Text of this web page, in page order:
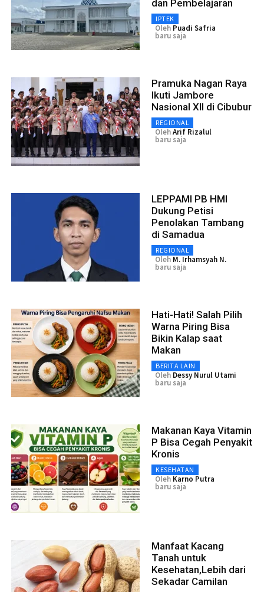
dan Pembelajaran
IPTEK
Oleh Puadi Safria
baru saja
Pramuka Nagan Raya
Ikuti Jambore
Nasional XII di Cibubur
REGIONAL
OlehArif Rizalul
baru saja
LEPPAMI PB HMI
Dukung Petisi
Penolakan Tambang
di Samadua
REGIONAL
Oleh M. Irhamsyah N.
baru saja
Hati-Hati! Salah Pilih
Warna Piring Bisa
Bikin Kalap saat
Makan
BERITA LAIN
Oleh Dessy Nurul Utami
baru saja
Makanan Kaya Vitamin
P Bisa Cegah Penyakit
Kronis
KESEHATAN
Oleh Karno Putra
baru saja
Manfaat Kacang
Tanah untuk
Kesehatan,Lebih dari
Sekadar Camilan